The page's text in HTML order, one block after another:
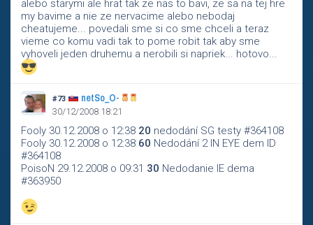
alebo starymi ale hrat tak ze nas to bavi, ze sa na tej hre
my bavime a nie ze nervacime alebo nebodaj
cheatujeme... povedali sme si co sme chceli a teraz
vieme co komu vadi tak to pome robit tak aby sme
vyhoveli jeden druhemu a nerobili si napriek... hotovo...
#73 netSo_O-
30/12/2008 18:21
Fooly 30.12.2008 o 12:38 20 nedodání SG testy #364108
Fooly 30.12.2008 o 12:38 60 Nedodání 2 IN EYE dem ID
#364108
PoisoN 29.12.2008 o 09:31 30 Nedodanie IE dema
#363950